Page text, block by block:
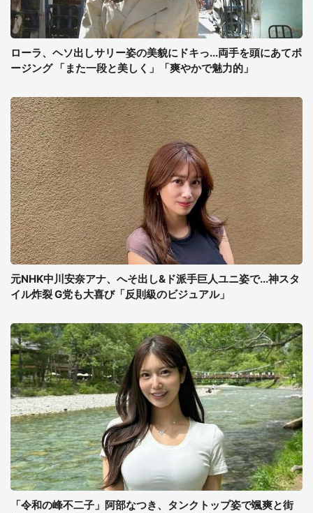
ローラ、ヘソ出しサリー姿の美貌にドキっ...両手を頭にあてポ
ージング 「また一段と美しく」「爽やかで魅力的」
元NHK中川安奈アナ、へそ出し&ド派手巨人ユニ姿で...神スタ
イル炸裂 G党も大喜び「反則級のビジュアル」
「令和の峰不二子」阿部なつき、タンクトップ姿で颯爽と街